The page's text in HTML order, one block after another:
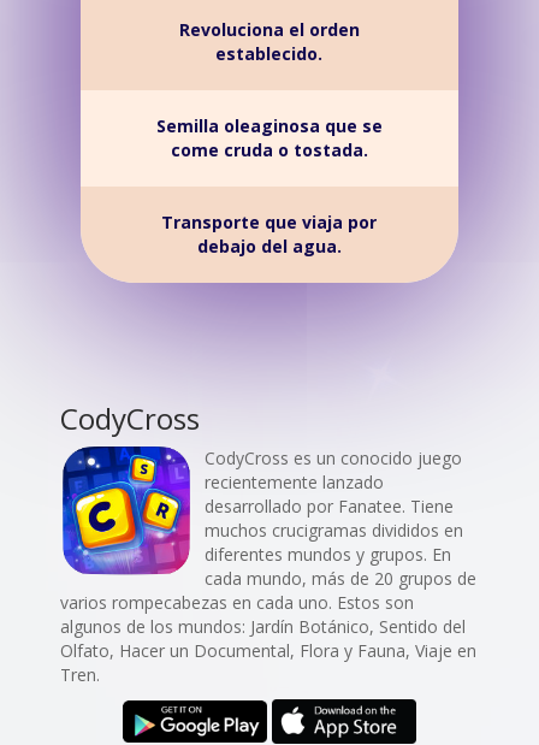
Revoluciona el orden
establecido.
Semilla oleaginosa que se
come cruda o tostada.
Transporte que viaja por
debajo del agua.
CodyCross
CodyCross es un conocido juego
recientemente lanzado
desarrollado por Fanatee. Tiene
muchos crucigramas divididos en
diferentes mundos y grupos. En
cada mundo, más de 20 grupos de
varios rompecabezas en cada uno. Estos son
algunos de los mundos: Jardín Botánico, Sentido del
Olfato, Hacer un Documental, Flora y Fauna, Viaje en
Tren.